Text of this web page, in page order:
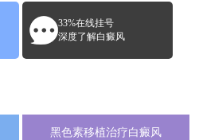
33%在线挂号
深度了解白癜风
黑色素移植治疗白癜风